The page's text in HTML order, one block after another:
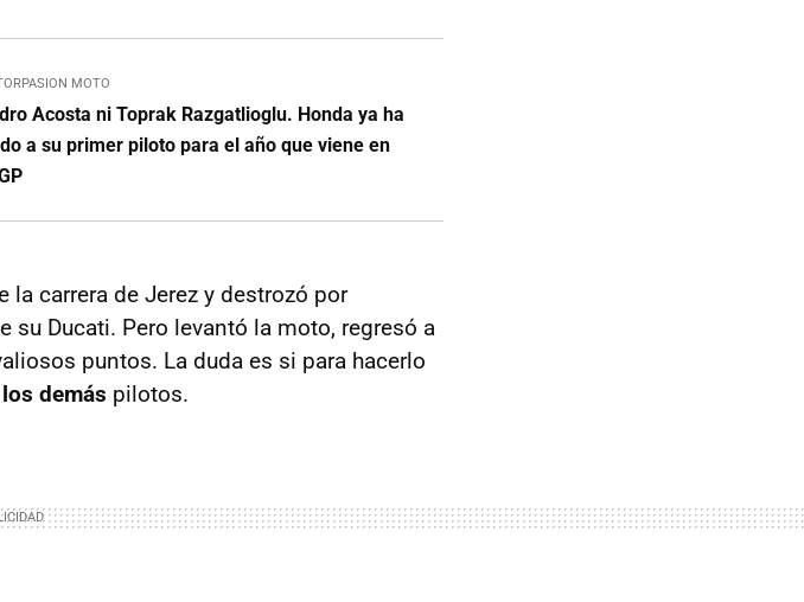
MOTO
Acosta ni Toprak Razgatlioglu. Honda ya ha
a su primer piloto para el año que viene en
la carrera de Jerez y destrozó por
su Ducati. Pero levantó la moto, regresó a
puntos. La duda es si para hacerlo
demás pilotos.